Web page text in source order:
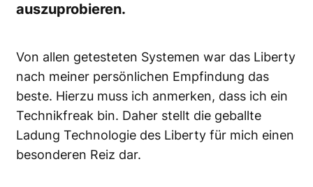
auszuprobieren.
Von allen getesteten Systemen war das Liberty
nach meiner persönlichen Empfindung das
beste. Hierzu muss ich anmerken, dass ich ein
Technikfreak bin. Daher stellt die geballte
Ladung Technologie des Liberty für mich einen
besonderen Reiz dar.